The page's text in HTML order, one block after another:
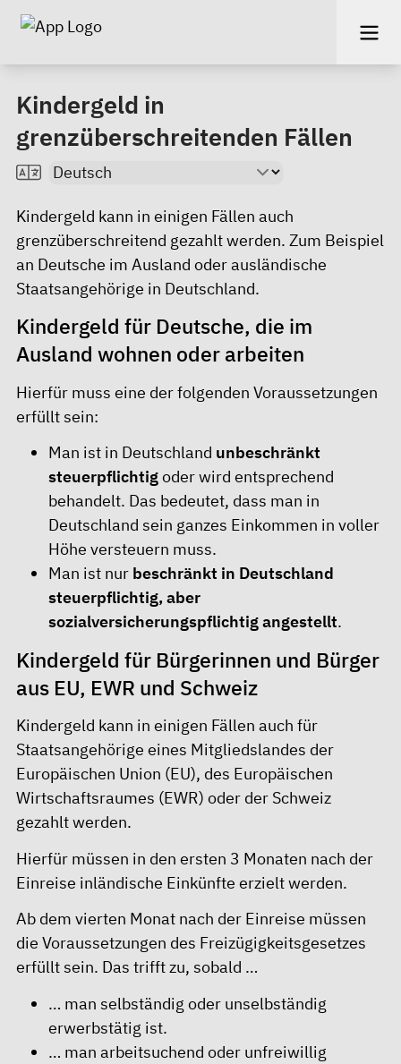
Kindergeld in
grenzüberschreitenden Fällen
Kindergeld kann in einigen Fällen auch
grenzüberschreitend gezahlt werden. Zum Beispiel
an Deutsche im Ausland oder ausländische
Staatsangehörige in Deutschland.
Kindergeld für Deutsche, die im
Ausland wohnen oder arbeiten
Hierfür muss eine der folgenden Voraussetzungen
erfüllt sein:
Man ist in Deutschland unbeschränkt
steuerpflichtigoder wird entsprechend
behandelt. Das bedeutet, dass man in
Deutschland sein ganzes Einkommen in voller
Höhe versteuern muss.
Man ist nur beschränkt in Deutschland
steuerpflichtig, aber
sozialversicherungspflichtig angestellt.
Kindergeld für Bürgerinnen und Bürger
aus EU, EWR und Schweiz
Kindergeld kann in einigen Fällen auch für
Staatsangehörige eines Mitgliedslandes der
Europäischen Union (EU), des Europäischen
Wirtschaftsraumes (EWR) oder der Schweiz
gezahlt werden.
Hierfür müssen in den ersten 3 Monaten nach der
Einreise inländische Einkünfte erzielt werden.
Ab dem vierten Monat nach der Einreise müssen
die Voraussetzungen des Freizügigkeitsgesetzes
erfüllt sein. Das trifft zu, sobald …
… man selbständig oder unselbständig
erwerbstätig ist.
… man arbeitsuchend oder unfreiwillig